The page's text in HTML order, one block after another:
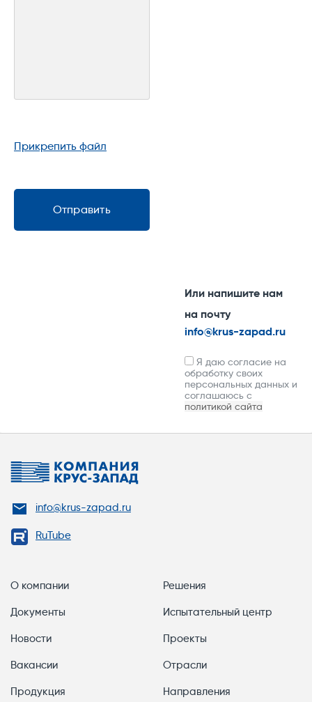
Прикрепить файл
Отправить
Или напишите нам
на почту
info@krus-zapad.ru
Я даю согласие на
обработку своих
персональных данных и
соглашаюсь с
политикой сайта
info@krus-zapad.ru
RuTube
О компании
Документы
Новости
Вакансии
Продукция
Решения
Испытательный центр
Проекты
Отрасли
Направления